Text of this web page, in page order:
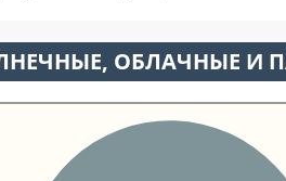
ОБЛАЧНЫЕ И